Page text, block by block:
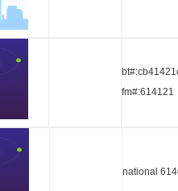
fm#:614121
national